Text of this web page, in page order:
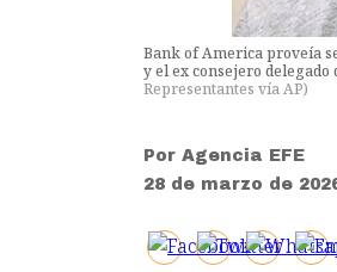
Bank of America proveía
y el ex consejero
Representantes vía AP)
Por Agencia EFE
28 de marzo de